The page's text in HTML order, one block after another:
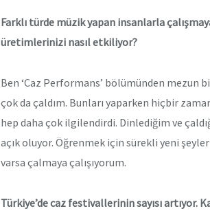
Farklı türde müzik yapan insanlarla
üretimlerinizi nasıl etkiliyor?
Ben ‘Caz Performans’ bölümünden mezun
çok da çaldım. Bunları yaparken hiçbir
hep daha çok ilgilendirdi. Dinlediğim ve
açık oluyor. Öğrenmek için sürekli yeni
varsa çalmaya çalışıyorum.
Türkiye’de caz festivallerinin sayısı artıyor.